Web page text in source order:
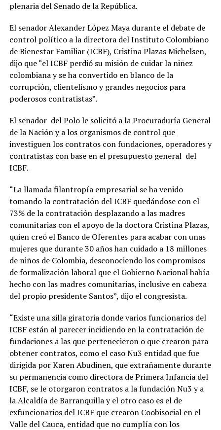
plenaria del Senado de la República.
El senador Alexander López Maya durante el debate de
control político a la directora del Instituto Colombiano
de Bienestar Familiar (ICBF), Cristina Plazas Michelsen,
dijo que “el ICBF perdió su misión de cuidar la niñez
colombiana y se ha convertido en blanco de la
corrupción, clientelismo y grandes negocios para
poderosos contratistas”.
El senador del Polo le solicitó a la Procuraduría General
de la Nación y a los organismos de control que
investiguen los contratos con fundaciones, operadores y
contratistas con base en el presupuesto general del
ICBF.
“La llamada filantropía empresarial se ha venido
tomando la contratación del ICBF quedándose con el
73% de la contratación desplazando a las madres
comunitarias con el apoyo de la doctora Cristina Plazas,
quien creó el Banco de Oferentes para acabar con unas
mujeres que durante 30 años han cuidado a 18 millones
de niños de Colombia, desconociendo los compromisos
de formalización laboral que el Gobierno Nacional había
hecho con las madres comunitarias, inclusive en cabeza
del propio presidente Santos”, dijo el congresista.
“Existe una silla giratoria donde varios funcionarios del
ICBF están al parecer incidiendo en la contratación de
fundaciones a las que pertenecieron o que crearon para
obtener contratos, como el caso Nu3 entidad que fue
dirigida por Karen Abudinen, que extrañamente durante
su permanencia como directora de Primera Infancia del
ICBF, se le otorgaron contratos a la fundación Nu3 y a
la Alcaldía de Barranquilla y el otro caso es el de
exfuncionarios del ICBF que crearon Coobisocial en el
Valle del Cauca, entidad que no cumplía con los